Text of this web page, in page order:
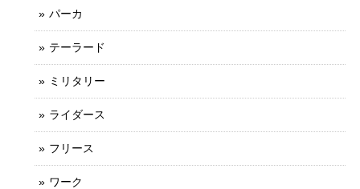
パーカ
テーラード
ミリタリー
ライダース
フリース
ワーク